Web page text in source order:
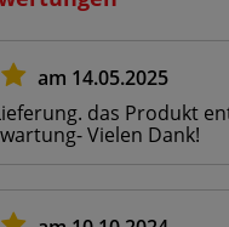
am 14.05.2025
das Produkt
Vielen Dank!